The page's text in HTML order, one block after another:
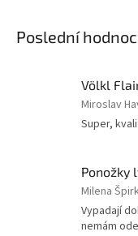
Poslední
Völkl
Hodnocení
produktu
z
5
hvězdiček.
Miroslav
Super,
Hodnocení
produktu
je
Milena
Vypadají
nemám